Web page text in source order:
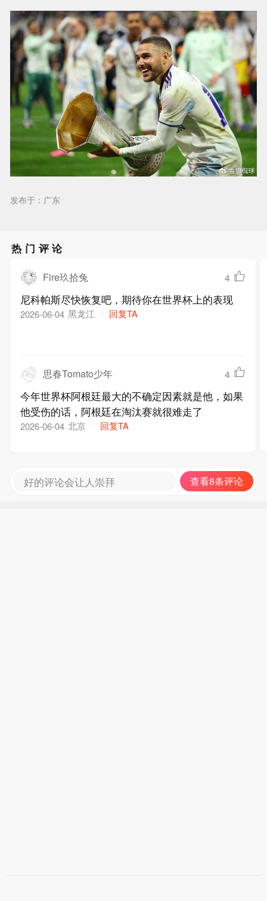
发布于：广东
热门评论
Fire玖拾兔 4
尼科帕斯尽快恢复吧，期待你在世界杯上的表现
2026-06-04 黑龙江 回复TA
思春Tomato少年 4
今年世界杯阿根廷最大的不确定因素就是他，如果
他受伤的话，阿根廷在淘汰赛就很难走了
2026-06-04 北京 回复TA
好的评论会让人崇拜 查看8条评论